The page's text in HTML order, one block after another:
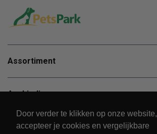
Door verder te klikken op onze website,
accepteer je cookies en vergelijkbare
Assortiment
Aanbiedingen
Klantenservice